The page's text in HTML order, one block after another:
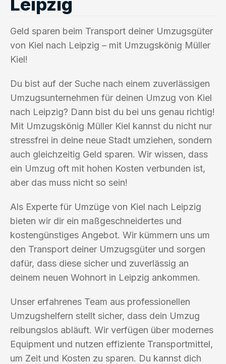
Geld sparen beim Transport deiner Umzugsgüter
von Kiel nach Leipzig – mit Umzugskönig Müller
Kiel!
Du bist auf der Suche nach einem zuverlässigen
Umzugsunternehmen für deinen Umzug von Kiel
nach Leipzig? Dann bist du bei uns genau richtig!
Mit Umzugskönig Müller Kiel kannst du nicht nur
stressfrei in deine neue Stadt umziehen, sondern
auch gleichzeitig Geld sparen. Wir wissen, dass
ein Umzug oft mit hohen Kosten verbunden ist,
aber das muss nicht so sein!
Als Experte für Umzüge von Kiel nach Leipzig
bieten wir dir ein maßgeschneidertes und
kostengünstiges Angebot. Wir kümmern uns um
den Transport deiner Umzugsgüter und sorgen
dafür, dass diese sicher und zuverlässig an
deinem neuen Wohnort in Leipzig ankommen.
Unser erfahrenes Team aus professionellen
Umzugshelfern stellt sicher, dass dein Umzug
reibungslos abläuft. Wir verfügen über modernes
Equipment und nutzen effiziente Transportmittel,
um Zeit und Kosten zu sparen. Du kannst dich